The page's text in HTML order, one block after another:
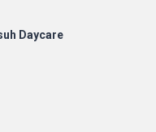
Daycare